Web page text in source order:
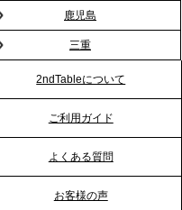
義理チョコ」で悩
ケータリングで“福利
ルを提案
、2ndTable「恵方
した
鹿児島
三重
2ndTableについて
ご利用ガイド
よくある質問
お客様の声